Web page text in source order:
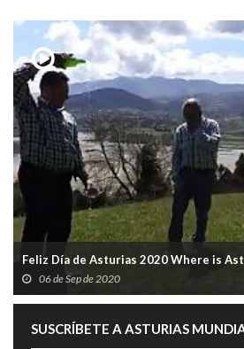
Feliz Día de Asturias 2020 Where is
06 de Sep de 2020
SUSCRÍBETE A ASTURIAS